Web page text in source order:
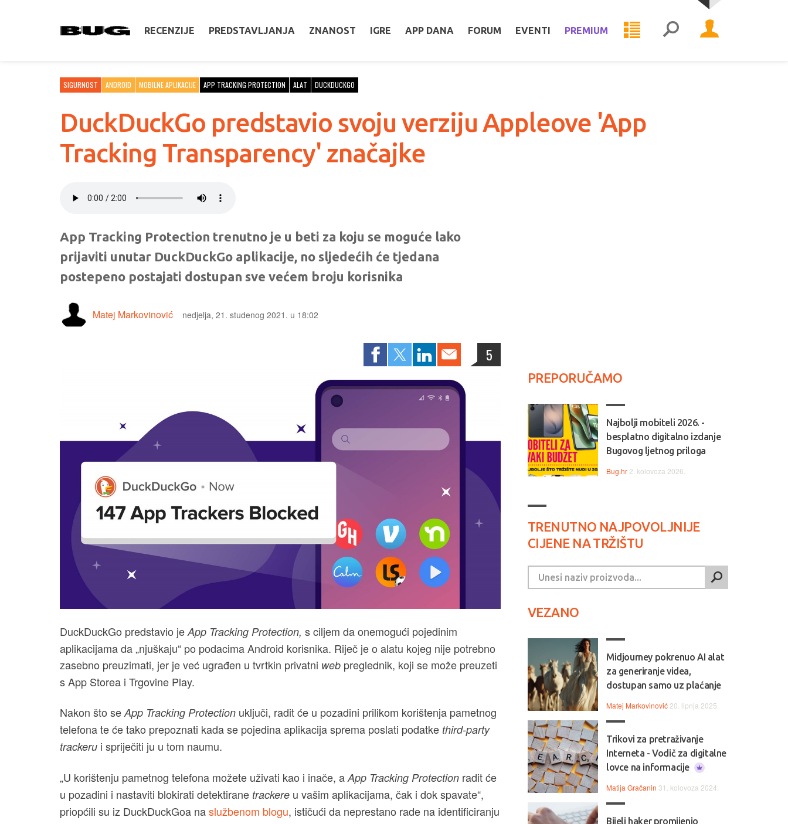
RECENZIJE PREDSTAVLJANJA ZNANOST IGRE APP DANA FORUM EVENTI PREMIUM
SIGURNOST ANDROID MOBILNE APLIKACIJE APP TRACKING PROTECTION ALAT DUCKDUCKGO
DuckDuckGo predstavio svoju verziju Appleove 'App
Tracking Transparency' značajke
App Tracking Protection trenutno je u beti za koju se moguće lako
prijaviti unutar DuckDuckGo aplikacije, no sljedećih će tjedana
postepeno postajati dostupan sve većem broju korisnika
Matej Markovinović nedjelja, 21. studenog 2021. u 18:02
5
DuckDuckGo predstavio je App Tracking Protection, s ciljem da onemogući pojedinim
aplikacijama da „njuškaju“ po podacima Android korisnika. Riječ je o alatu kojeg nije potrebno
zasebno preuzimati, jer je već ugrađen u tvrtkin privatni web preglednik, koji se može preuzeti
s App Storea i Trgovine Play.
Nakon što se App Tracking Protection uključi, radit će u pozadini prilikom korištenja pametnog
telefona te će tako prepoznati kada se pojedina aplikacija sprema poslati podatke third-party
trackeru i spriječiti ju u tom naumu.
„U korištenju pametnog telefona možete uživati kao i inače, a App Tracking Protection radit će
u pozadini i nastaviti blokirati detektirane trackere u vašim aplikacijama, čak i dok spavate“,
priopćili su iz DuckDuckGoa naslužbenom blogu, ističući da neprestano rade na identificiranju
PREPORUČAMO
Najbolji mobiteli 2026. -
besplatno digitalno izdanje
Bugovog ljetnog priloga
Bug.hr 2. kolovoza 2026.
TRENUTNO NAJPOVOLJNIJE
CIJENE NA TRŽIŠTU
VEZANO
Midjourney pokrenuo AI alat
za generiranje videa,
dostupan samo uz plaćanje
Matej Markovinović 20. lipnja 2025.
Trikovi za pretraživanje
Interneta - Vodič za digitalne
lovce na informacije
Matija Gračanin 31. kolovoza 2024.
Bijeli haker promijenio